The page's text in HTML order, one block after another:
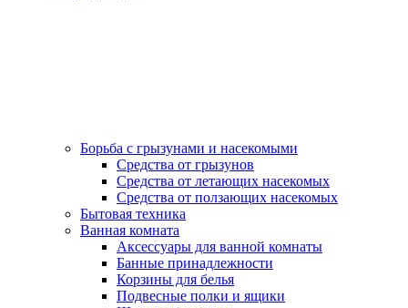
Борьба с грызунами и насекомыми
Средства от грызунов
Средства от летающих насекомых
Средства от ползающих насекомых
Бытовая техника
Ванная комната
Аксессуары для ванной комнаты
Банные принадлежности
Корзины для белья
Подвесные полки и ящики